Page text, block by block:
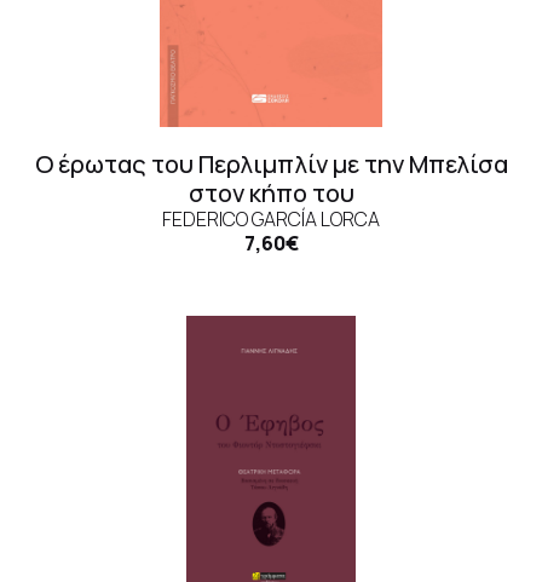
Ο έρωτας του Περλιμπλίν με την Μπελίσα
στον κήπο του
FEDERICO GARCÍA LORCA
7,60€